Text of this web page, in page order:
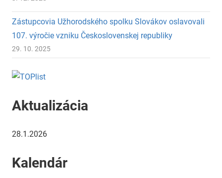
Zástupcovia Užhorodského spolku Slovákov oslavovali
107. výročie vzniku Československej republiky
29. 10. 2025
Aktualizácia
28.1.2026
Kalendár